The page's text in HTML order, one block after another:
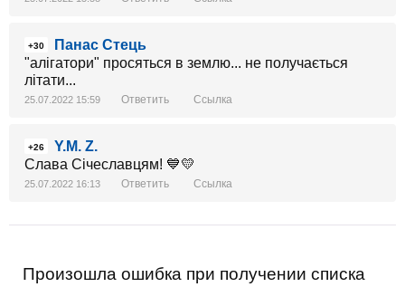
+30
Панас Стець
"алігатори" просяться в землю... не получається
літати...
25.07.2022 15:59 Ответить Ссылка
+26
Y.M. Z.
Слава Січеславцям! 💙💛
25.07.2022 16:13 Ответить Ссылка
Произошла ошибка при получении списка